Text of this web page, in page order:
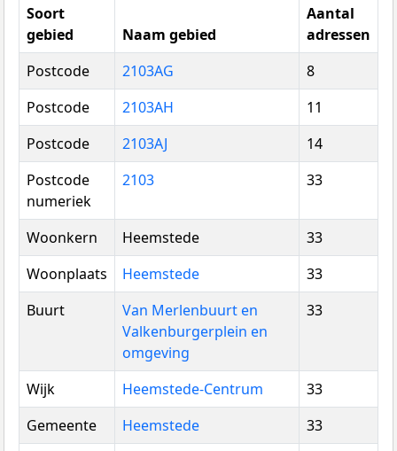
Soort
gebied
Naam gebied
Aantal
adressen
Postcode
2103AG
8
Postcode
2103AH
11
Postcode
2103AJ
14
Postcode
numeriek
2103 33
Woonkern Heemstede
33
Woonplaats
Heemstede
33
Buurt
Van Merlenbuurt en
Valkenburgerplein en
omgeving
33
Wijk Heemstede-Centrum
33
Gemeente
Heemstede
33